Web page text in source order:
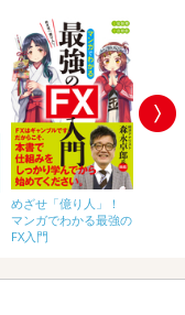
めざせ「億り人」！
マンガでわかる最強の
FX入門